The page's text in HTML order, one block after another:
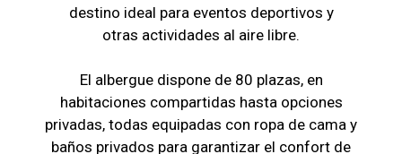
destino ideal para eventos deportivos y
otras actividades al aire libre.
El albergue dispone de 80 plazas, en
habitaciones compartidas hasta opciones
privadas, todas equipadas con ropa de cama y
baños privados para garantizar el confort de